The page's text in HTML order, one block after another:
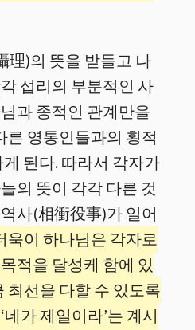
理)의 뜻을 받들고 나
섭리의 부분적인 사
과 종적인 관계만을
른 영통인들과의 횡적
된다. 따라서 각자가
의 뜻이 각각 다른 것
사(相衝役事)가 일어
욱이 하나님은 각자로
적을 달성케 함에 있
최선을 다할 수 있도록
가 제일이라’는 계시